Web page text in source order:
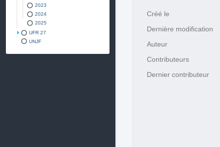
2023
2024
2025
UFR 27
UNJF
Créé le
Dernière modification
Auteur
Contributeurs
Dernier contributeur